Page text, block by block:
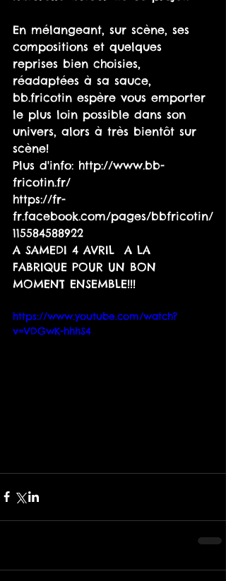
En mélangeant, sur scène, ses
compositions et quelques
reprises bien choisies,
réadaptées à sa sauce,
bb.fricotin espère vous emporter
le plus loin possible dans son
univers, alors à très bientôt sur
scène!
Plus d'info: http://www.bb-
fricotin.fr/
https://fr-
fr.facebook.com/pages/bbfricotin/
115584588922
A SAMEDI 4 AVRIL  A LA
FABRIQUE POUR UN BON
MOMENT ENSEMBLE!!!
https://www.youtube.com/watch?
v=VDGwK-hhhS4